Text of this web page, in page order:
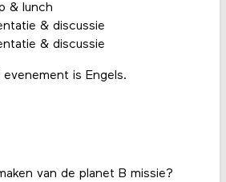
& lunch
& discussie
& discussie
is Engels.
van de planet B missie?